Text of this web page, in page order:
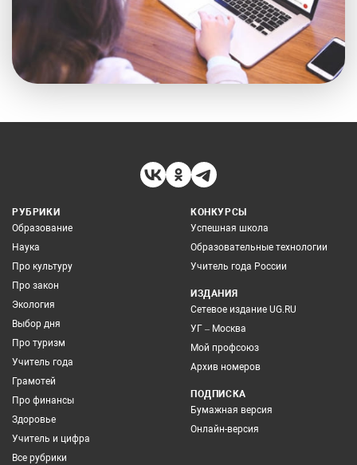
РУБРИКИ
Образование
Наука
Про культуру
Про закон
Экология
Выбор дня
Про туризм
Учитель года
Грамотей
Про финансы
Здоровье
Учитель и цифра
Все рубрики
КОНКУРСЫ
Успешная школа
Образовательные технологии
Учитель года России
ИЗДАНИЯ
Сетевое издание UG.RU
УГ – Москва
Мой профсоюз
Архив номеров
ПОДПИСКА
Бумажная версия
Онлайн-версия